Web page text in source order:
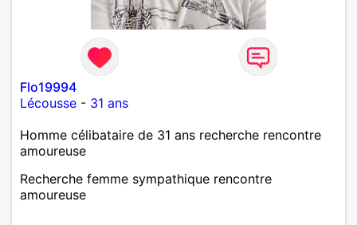
Flo19994
Lécousse - 31 ans
Homme célibataire de 31 ans recherche rencontre
amoureuse
Recherche femme sympathique rencontre
amoureuse